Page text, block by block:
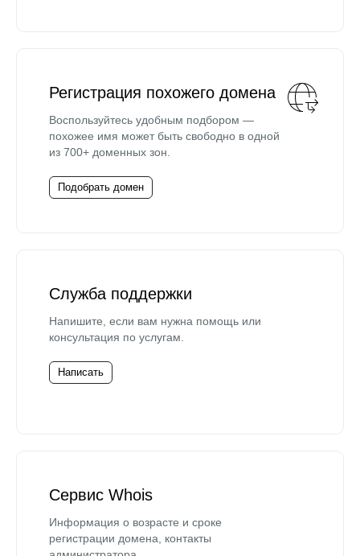
Регистрация похожего домена
Воспользуйтесь удобным подбором —
похожее имя может быть свободно в одной
из 700+ доменных зон.
Подобрать домен
Служба поддержки
Напишите, если вам нужна помощь или
консультация по услугам.
Написать
Сервис Whois
Информация о возрасте и сроке
регистрации домена, контакты